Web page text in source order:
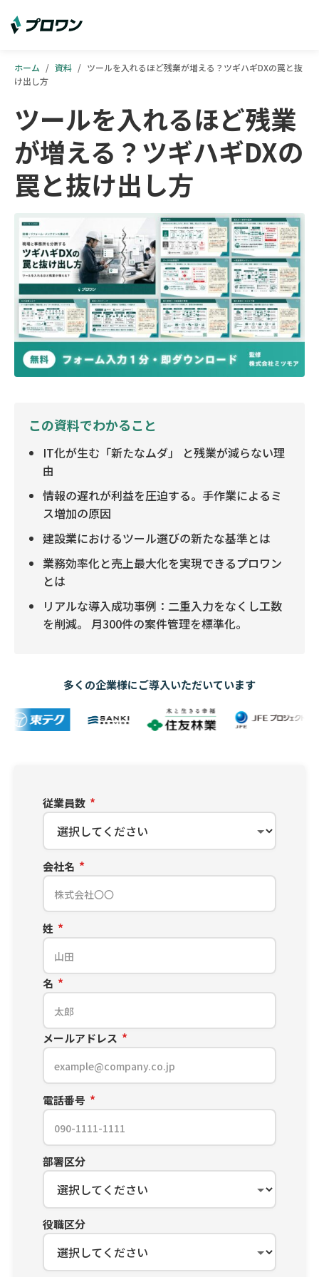
ホーム / 資料 / ツールを入れるほど残業が増える？ツギハギDXの罠と抜
け出し方
ツールを入れるほど残業
が増える？ツギハギDXの
罠と抜け出し方
この資料でわかること
IT化が生む「新たなムダ」 と残業が減らない理
由
情報の遅れが利益を圧迫する。手作業によるミ
ス増加の原因
建設業におけるツール選びの新たな基準とは
業務効率化と売上最大化を実現できるプロワン
とは
リアルな導入成功事例：二重入力をなくし工数
を削減。 月300件の案件管理を標準化。
多くの企業様にご導入いただいています
従業員数
会社名
姓
名
メールアドレス
電話番号
部署区分
役職区分